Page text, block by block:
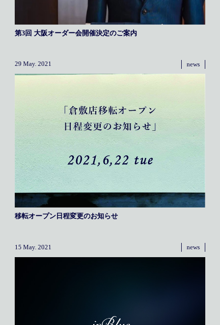
第3回 大阪オーダー会開催決定のご案内
29 May. 2021 news
移転オープン日程変更のお知らせ
15 May. 2021 news